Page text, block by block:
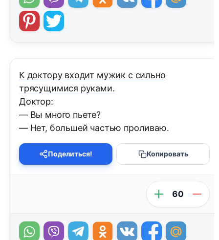
К доктору входит мужик с сильно
трясущимися руками.
Доктор:
— Вы много пьете?
— Нет, большей частью проливаю.
Поделиться! Копировать
60